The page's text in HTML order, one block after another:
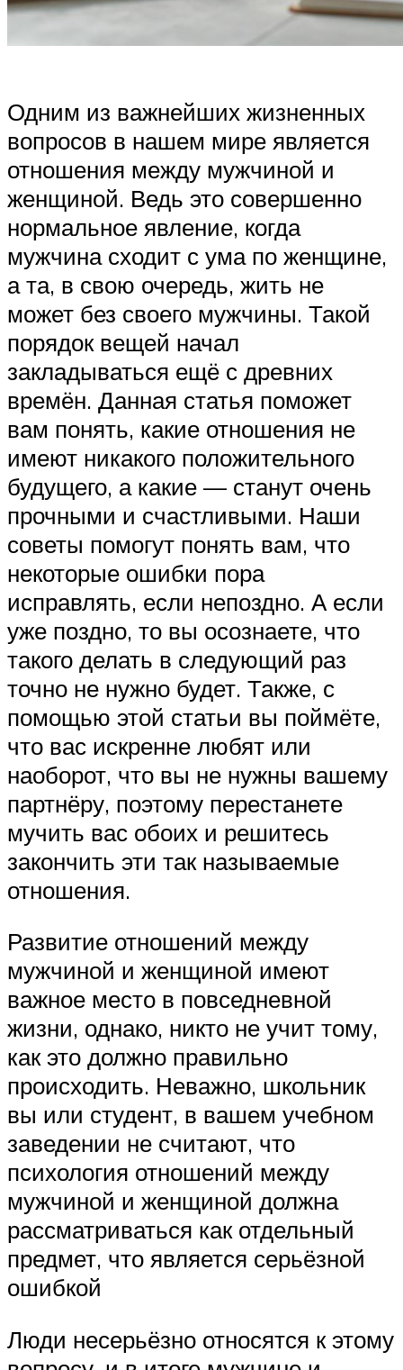
Одним из важнейших жизненных
вопросов в нашем мире является
отношения между мужчиной и
женщиной. Ведь это совершенно
нормальное явление, когда
мужчина сходит с ума по женщине,
а та, в свою очередь, жить не
может без своего мужчины. Такой
порядок вещей начал
закладываться ещё с древних
времён. Данная статья поможет
вам понять, какие отношения не
имеют никакого положительного
будущего, а какие — станут очень
прочными и счастливыми. Наши
советы помогут понять вам, что
некоторые ошибки пора
исправлять, если непоздно. А если
уже поздно, то вы осознаете, что
такого делать в следующий раз
точно не нужно будет. Также, с
помощью этой статьи вы поймёте,
что вас искренне любят или
наоборот, что вы не нужны вашему
партнёру, поэтому перестанете
мучить вас обоих и решитесь
закончить эти так называемые
отношения.
Развитие отношений между
мужчиной и женщиной имеют
важное место в повседневной
жизни, однако, никто не учит тому,
как это должно правильно
происходить. Неважно, школьник
вы или студент, в вашем учебном
заведении не считают, что
психология отношений между
мужчиной и женщиной должна
рассматриваться как отдельный
предмет, что является серьёзной
ошибкой
Люди несерьёзно относятся к этому